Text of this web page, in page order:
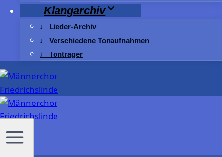
Klangarchiv
♩ Lieder-Archiv
♩ Verschiedene Tonaufnahmen
♩ Tonträger